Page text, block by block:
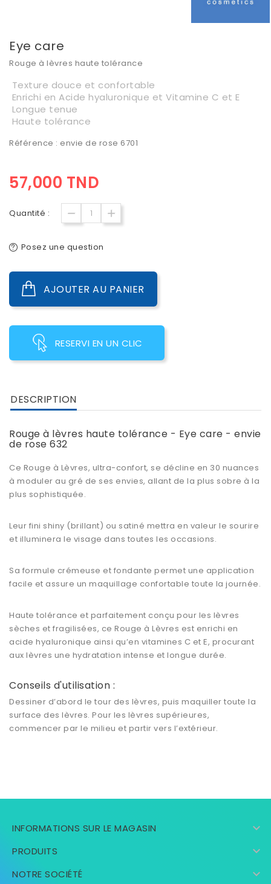
Eye care
Rouge à lèvres haute tolérance
Texture douce et confortable
Enrichi en Acide hyaluronique et Vitamine C et E
Longue tenue
Haute tolérance
Référence : envie de rose 6701
57,000 TND
Quantité :
Posez une question
AJOUTER AU PANIER
RESERVI EN UN CLIC
DESCRIPTION
Rouge à lèvres haute tolérance - Eye care - envie
de rose 632
Ce Rouge à Lèvres, ultra-confort, se décline en 30 nuances
à moduler au gré de ses envies, allant de la plus sobre à la
plus sophistiquée.
Leur fini shiny (brillant) ou satiné mettra en valeur le sourire
et illuminera le visage dans toutes les occasions.
Sa formule crémeuse et fondante permet une application
facile et assure un maquillage confortable toute la journée.
Haute tolérance et parfaitement conçu pour les lèvres
sèches et fragilisées, ce Rouge à Lèvres est enrichi en
acide hyaluronique ainsi qu’en vitamines C et E, procurant
aux lèvres une hydratation intense et longue durée.
Conseils d'utilisation :
Dessiner d’abord le tour des lèvres, puis maquiller toute la
surface des lèvres. Pour les lèvres supérieures,
commencer par le milieu et partir vers l’extérieur.
INFORMATIONS SUR LE MAGASIN 
PRODUITS 
NOTRE SOCIÉTÉ 